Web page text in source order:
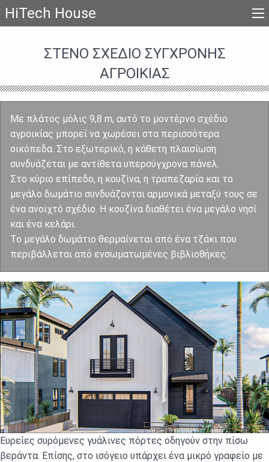
HiTech House
ΣΤΕΝΌ ΣΧΈΔΙΟ ΣΎΓΧΡΟΝΗΣ
ΑΓΡΟΙΚΊΑΣ
Με πλάτος μόλις 9,8 m, αυτό το μοντέρνο σχέδιο
αγροικίας μπορεί να χωρέσει στα περισσότερα
οικόπεδα. Στο εξωτερικό, η κάθετη πλαισίωση
συνδυάζεται με αντίθετα υπερσύγχρονα πάνελ.
Στο κύριο επίπεδο, η κουζίνα, η τραπεζαρία και το
μεγάλο δωμάτιο συνδυάζονται αρμονικά μεταξύ τους σε
ένα ανοιχτό σχέδιο. Η κουζίνα διαθέτει ένα μεγάλο νησί
και ένα κελάρι.
Το μεγάλο δωμάτιο θερμαίνεται από ένα τζάκι που
περιβάλλεται από ενσωματωμένες βιβλιοθήκες.
Ευρείες συρόμενες γυάλινες πόρτες οδηγούν στην πίσω
βεράντα. Επίσης, στο ισόγειο υπάρχει ένα μικρό γραφείο με